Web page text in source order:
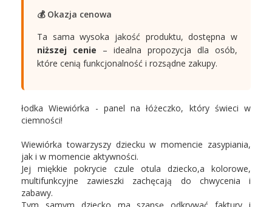
💰 Okazja cenowa
Ta sama wysoka jakość produktu, dostępna w
niższej cenie – idealna propozycja dla osób,
które cenią funkcjonalność i rozsądne zakupy.
łodka Wiewiórka - panel na łóżeczko, który świeci w
ciemności!
Wiewiórka towarzyszy dziecku w momencie zasypiania,
jak i w momencie aktywności.
Jej miękkie pokrycie czule otula dziecko,a kolorowe,
multifunkcyjne zawieszki zachęcają do chwycenia i
zabawy.